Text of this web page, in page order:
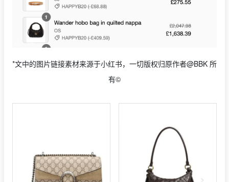
*文中的图片链接素材来源于小红书，一切版权归原作者@BBK 所
有©